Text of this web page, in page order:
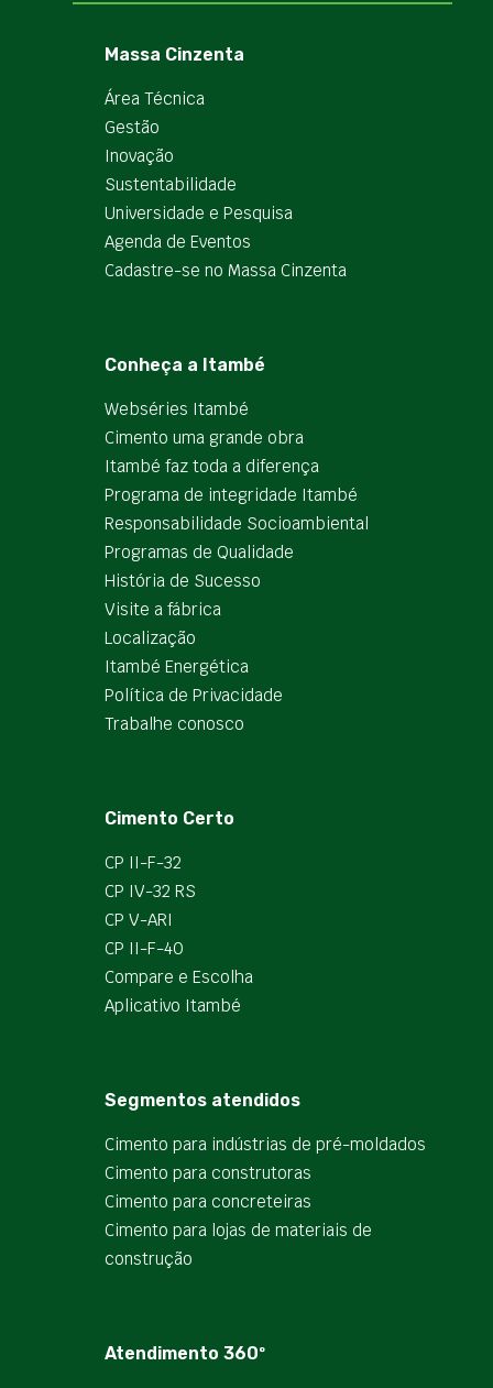
Massa Cinzenta
Área Técnica
Gestão
Inovação
Sustentabilidade
Universidade e Pesquisa
Agenda de Eventos
Cadastre-se no Massa Cinzenta
Conheça a Itambé
Webséries Itambé
Cimento uma grande obra
Itambé faz toda a diferença
Programa de integridade Itambé
Responsabilidade Socioambiental
Programas de Qualidade
História de Sucesso
Visite a fábrica
Localização
Itambé Energética
Política de Privacidade
Trabalhe conosco
Cimento Certo
CP II-F-32
CP IV-32 RS
CP V-ARI
CP II-F-40
Compare e Escolha
Aplicativo Itambé
Segmentos atendidos
Cimento para indústrias de pré-moldados
Cimento para construtoras
Cimento para concreteiras
Cimento para lojas de materiais de
construção
Atendimento 360º